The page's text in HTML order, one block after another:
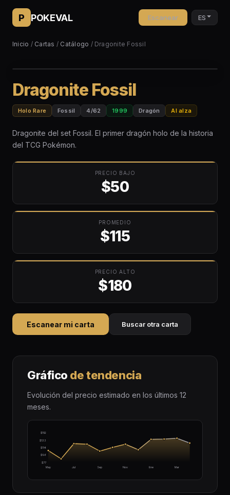
P POKEVAL Escanear ES
Inicio / Cartas / Catálogo / Dragonite Fossil
Dragonite Fossil
Holo Rare Fossil 4/62 1999 Dragón Al alza
Dragonite del set Fossil. El primer dragón holo de la historia
del TCG Pokémon.
PRECIO BAJO
$50
PROMEDIO
$115
PRECIO ALTO
$180
Escanear mi carta Buscar otra carta
Gráfico de tendencia
Evolución del precio estimado en los últimos 12
meses.
$77
$96
$114
$133
$152
May Jul Sep Nov Ene Mar